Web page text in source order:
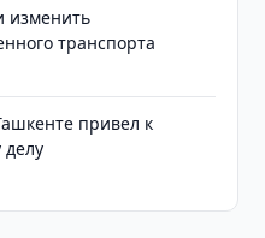
изменить
транспорта
привел к
делу